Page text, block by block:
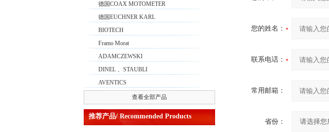
德国COAX MOTOMETER
德国EUCHNER KARL
BIOTECH
Framo Morat
ADAMCZEWSKI
DINEL 、STAUBLI
AVENTICS
查看全部产品
推荐产品/ Recommended Products
您的姓名：
联系电话：
常用邮箱：
省份：